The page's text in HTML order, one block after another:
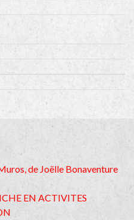
de Joëlle Bonaventure
EN ACTIVITES